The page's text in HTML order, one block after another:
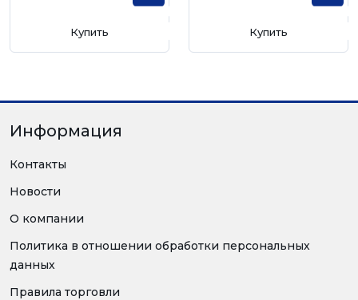
Купить Купить
Информация
Контакты
Новости
О компании
Политика в отношении обработки персональных
данных
Правила торговли